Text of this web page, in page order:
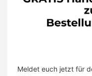
Meldet euch jetzt für